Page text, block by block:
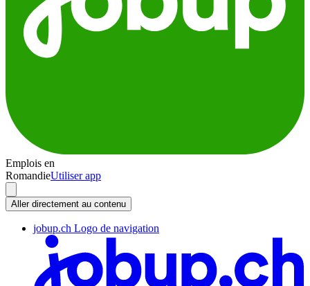
Emplois en
RomandieUtiliser app
Aller directement au contenu
jobup.ch Logo de navigation